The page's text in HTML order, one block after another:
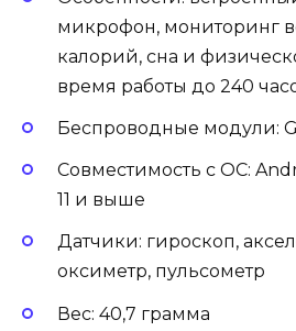
микрофон, мониторинг
калорий, сна и
время работы до 240
Беспроводные модули:
Совместимость с ОС:
11 и выше
Датчики: гироскоп,
оксиметр, пульсометр
Вес: 40,7 грамма